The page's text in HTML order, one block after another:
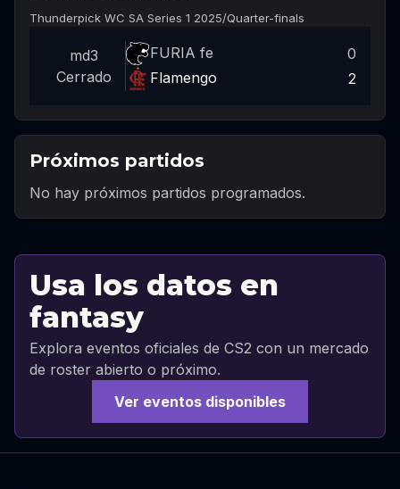
Thunderpick WC SA Series 1 2025/Quarter-finals
md3
Cerrado
FURIA fe
0
Flamengo
2
Próximos partidos
No hay próximos partidos programados.
Usa los datos en
fantasy
Explora eventos oficiales de CS2 con un mercado
de roster abierto o próximo.
Ver eventos disponibles